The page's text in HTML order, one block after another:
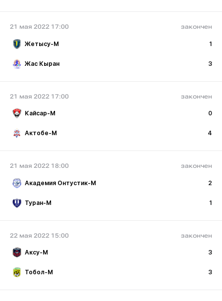
21 мая 2022 17:00 закончен
Жетысу-М 1
Жас Кыран 3
21 мая 2022 17:00 закончен
Кайсар-М 0
Актобе-М 4
21 мая 2022 18:00 закончен
Академия Онтустик-М 2
Туран-М 1
22 мая 2022 15:00 закончен
Аксу-М 3
Тобол-М 3